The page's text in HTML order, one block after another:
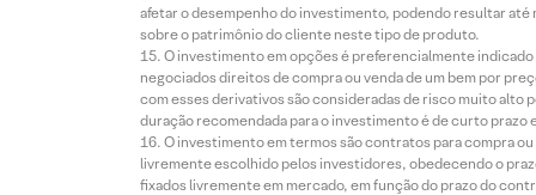
afetar o desempenho do investimento, podendo resultar
sobre o patrimônio do cliente neste tipo de produto.
O investimento em opções é preferencialmente
negociados direitos de compra ou venda de um bem por
com esses derivativos são consideradas de risco muito alto
duração recomendada para o investimento é de curto
O investimento em termos são contratos para compra
livremente escolhido pelos investidores, obedecendo o
fixados livremente em mercado, em função do prazo do